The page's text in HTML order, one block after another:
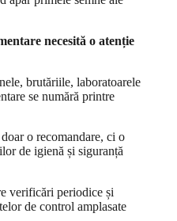
necesită o atenție
brutăriile, laboratoarele
se numără printre
o recomandare, ci o
de igienă și siguranță
verificări periodice și
de control amplasate